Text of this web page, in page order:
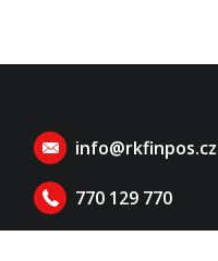
info@rkfinpos.cz
770 129 770